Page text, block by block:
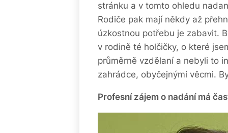
stránku a v tomto ohledu
Rodiče pak mají někdy až
úzkostnou potřebu je zabavit.
v rodině té holčičky, o které
průměrně vzdělaní a nebyli to
zahrádce, obyčejnými věcmi.
Profesní zájem o nadání má